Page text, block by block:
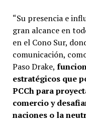
“Su presencia e
gran alcance en
en el Cono Sur,
comunicación,
Paso Drake,
estratégicos que
PCCh para
comercio y
naciones o la